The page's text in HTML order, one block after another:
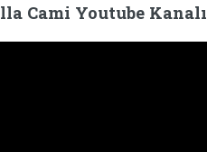
Cami Youtube Kanalı